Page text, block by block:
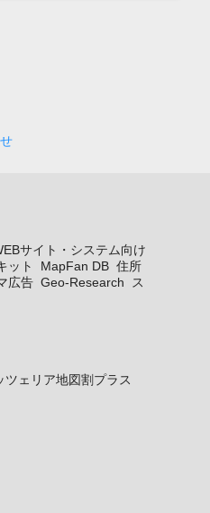
サイト・システム向け
ット MapFan DB 住所
広告 Geo-Research
ス
ツェリア地図割プラス